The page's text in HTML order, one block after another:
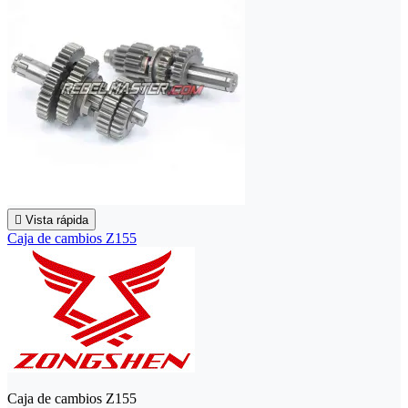
 Vista rápida
Caja de cambios Z155
Caja de cambios Z155